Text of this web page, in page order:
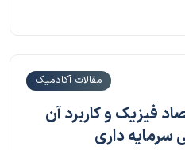
مقالات آکادمیک
فیزیک و کاربرد آن
سرمایه داری